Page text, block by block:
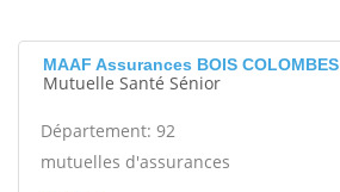
MAAF Assurances BOIS COLOMBES
Mutuelle Santé Sénior
Département: 92
mutuelles d'assurances